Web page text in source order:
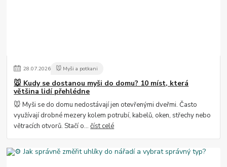
28.07.2026 🐭 Myši a potkani
🐭 Kudy se dostanou myši do domu? 10 míst, která
většina lidí přehlédne
🐭 Myši se do domu nedostávají jen otevřenými dveřmi. Často
využívají drobné mezery kolem potrubí, kabelů, oken, střechy nebo
větracích otvorů. Stačí o...číst celé